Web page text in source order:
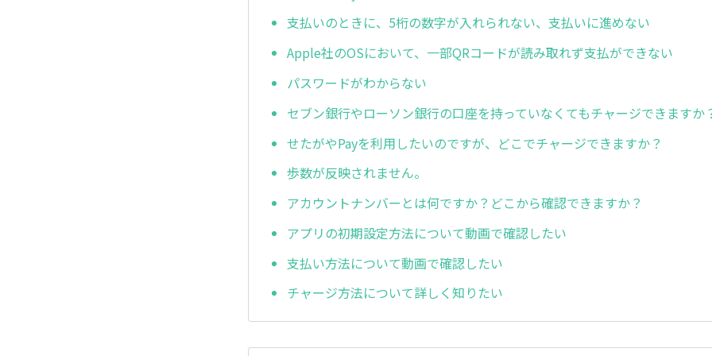
支払いのときに、5桁の数字が入れられない、支払いに進めない
Apple社のOSにおいて、一部QRコードが読み取れず支払ができない
パスワードがわからない
セブン銀行やローソン銀行の口座を持っていなくてもチャージできますか
せたがやPayを利用したいのですが、どこでチャージできますか？
歩数が反映されません。
アカウントナンバーとは何ですか？どこから確認できますか？
アプリの初期設定方法について動画で確認したい
支払い方法について動画で確認したい
チャージ方法について詳しく知りたい